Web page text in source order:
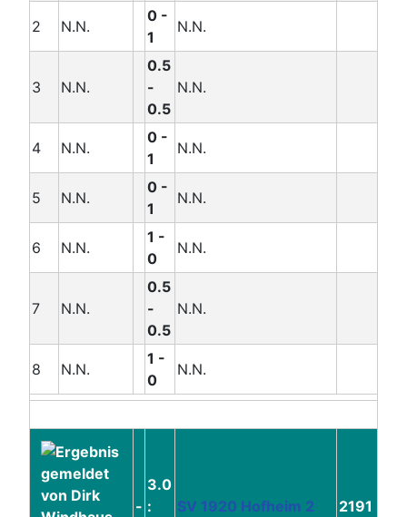
2 N.N.
0 -
1
N.N.
3 N.N.
0.5
-
0.5
N.N.
4 N.N.
0 -
1
N.N.
5 N.N.
0 -
1
N.N.
6 N.N.
1 -
0
N.N.
7 N.N.
0.5
-
0.5
N.N.
8 N.N.
1 -
0
N.N.
-
3.0
:
SV 1920 Hofheim 2 2191